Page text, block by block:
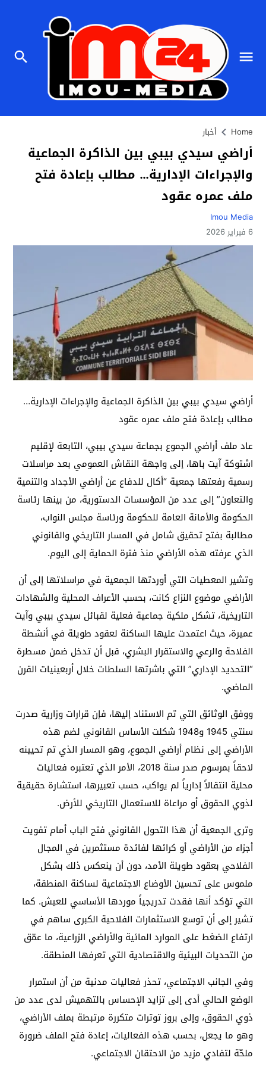
Home أخبار
أراضي سيدي بيبي بين الذاكرة الجماعية
والإجراءات الإدارية… مطالب بإعادة فتح
ملف عمره عقود
Imou Media
6 فبراير 2026
أراضي سيدي بيبي بين الذاكرة الجماعية والإجراءات الإدارية…
مطالب بإعادة فتح ملف عمره عقود
عاد ملف أراضي الجموع بجماعة سيدي بيبي، التابعة لإقليم
اشتوكة آيت باها، إلى واجهة النقاش العمومي بعد مراسلات
رسمية رفعتها جمعية “أكال للدفاع عن أراضي الأجداد والتنمية
والتعاون” إلى عدد من المؤسسات الدستورية، من بينها رئاسة
الحكومة والأمانة العامة للحكومة ورئاسة مجلس النواب،
مطالبة بفتح تحقيق شامل في المسار التاريخي والقانوني
الذي عرفته هذه الأراضي منذ فترة الحماية إلى اليوم.
وتشير المعطيات التي أوردتها الجمعية في مراسلاتها إلى أن
الأراضي موضوع النزاع كانت، بحسب الأعراف المحلية والشهادات
التاريخية، تشكل ملكية جماعية فعلية لقبائل سيدي بيبي وآيت
عميرة، حيث اعتمدت عليها الساكنة لعقود طويلة في أنشطة
الفلاحة والرعي والاستقرار البشري، قبل أن تدخل ضمن مسطرة
“التحديد الإداري” التي باشرتها السلطات خلال أربعينيات القرن
الماضي.
ووفق الوثائق التي تم الاستناد إليها، فإن قرارات وزارية صدرت
سنتي 1945 و1948 شكلت الأساس القانوني لضم هذه
الأراضي إلى نظام أراضي الجموع، وهو المسار الذي تم تحيينه
لاحقاً بمرسوم صدر سنة 2018، الأمر الذي تعتبره فعاليات
محلية انتقالاً إدارياً لم يواكب، حسب تعبيرها، استشارة حقيقية
لذوي الحقوق أو مراعاة للاستعمال التاريخي للأرض.
وترى الجمعية أن هذا التحول القانوني فتح الباب أمام تفويت
أجزاء من الأراضي أو كرائها لفائدة مستثمرين في المجال
الفلاحي بعقود طويلة الأمد، دون أن ينعكس ذلك بشكل
ملموس على تحسين الأوضاع الاجتماعية لساكنة المنطقة،
التي تؤكد أنها فقدت تدريجياً موردها الأساسي للعيش. كما
تشير إلى أن توسع الاستثمارات الفلاحية الكبرى ساهم في
ارتفاع الضغط على الموارد المائية والأراضي الزراعية، ما عمّق
من التحديات البيئية والاقتصادية التي تعرفها المنطقة.
وفي الجانب الاجتماعي، تحذر فعاليات مدنية من أن استمرار
الوضع الحالي أدى إلى تزايد الإحساس بالتهميش لدى عدد من
ذوي الحقوق، وإلى بروز توترات متكررة مرتبطة بملف الأراضي،
وهو ما يجعل، بحسب هذه الفعاليات، إعادة فتح الملف ضرورة
ملحّة لتفادي مزيد من الاحتقان الاجتماعي.